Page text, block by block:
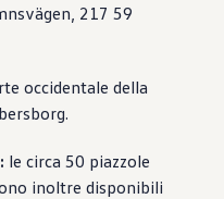
217 59
occidentale della
le circa 50 piazzole
inoltre disponibili